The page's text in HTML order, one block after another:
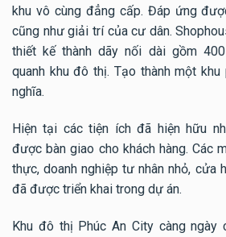
khu vô cùng đẳng cấp. Đáp ứng
cũng như giải trí của cư dân.
thiết kế thành dãy nối dài gồm
quanh khu đô thị. Tạo thành một
nghĩa.
Hiện tại các tiện ích đã hiện hữu
được bàn giao cho khách hàng. Các
thực, doanh nghiệp tư nhân nhỏ, cửa
đã được triển khai trong dự án.
Khu đô thị Phúc An City càng ngày